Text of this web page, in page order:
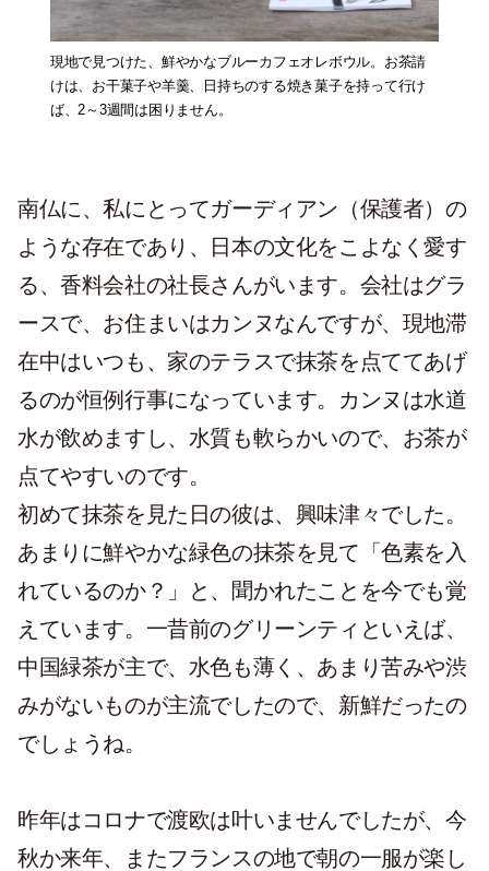
現地で見つけた、鮮やかなブルーカフェオレボウル。お茶請
けは、お干菓子や羊羹、日持ちのする焼き菓子を持って行け
ば、2～3週間は困りません。
南仏に、私にとってガーディアン（保護者）の
ような存在であり、日本の文化をこよなく愛す
る、香料会社の社長さんがいます。会社はグラ
ースで、お住まいはカンヌなんですが、現地滞
在中はいつも、家のテラスで抹茶を点ててあげ
るのが恒例行事になっています。カンヌは水道
水が飲めますし、水質も軟らかいので、お茶が
点てやすいのです。
初めて抹茶を見た日の彼は、興味津々でした。
あまりに鮮やかな緑色の抹茶を見て「色素を入
れているのか？」と、聞かれたことを今でも覚
えています。一昔前のグリーンティといえば、
中国緑茶が主で、水色も薄く、あまり苦みや渋
みがないものが主流でしたので、新鮮だったの
でしょうね。
昨年はコロナで渡欧は叶いませんでしたが、今
秋か来年、またフランスの地で朝の一服が楽し